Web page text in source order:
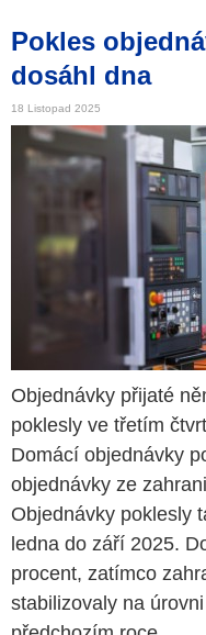
Pokles
dosáhl dna
18 Listopad 2025
Objednávky přijaté
poklesly ve třetím
Domácí objednávky
objednávky ze
Objednávky poklesly
ledna do září 2025.
procent, zatímco
stabilizovaly na